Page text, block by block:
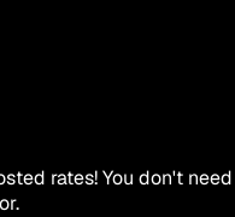
rates! You don't need